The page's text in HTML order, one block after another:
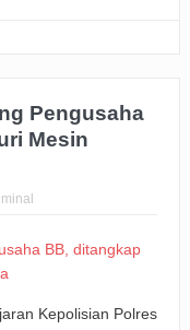
Pengusaha
Mesin
Kepolisian Polres